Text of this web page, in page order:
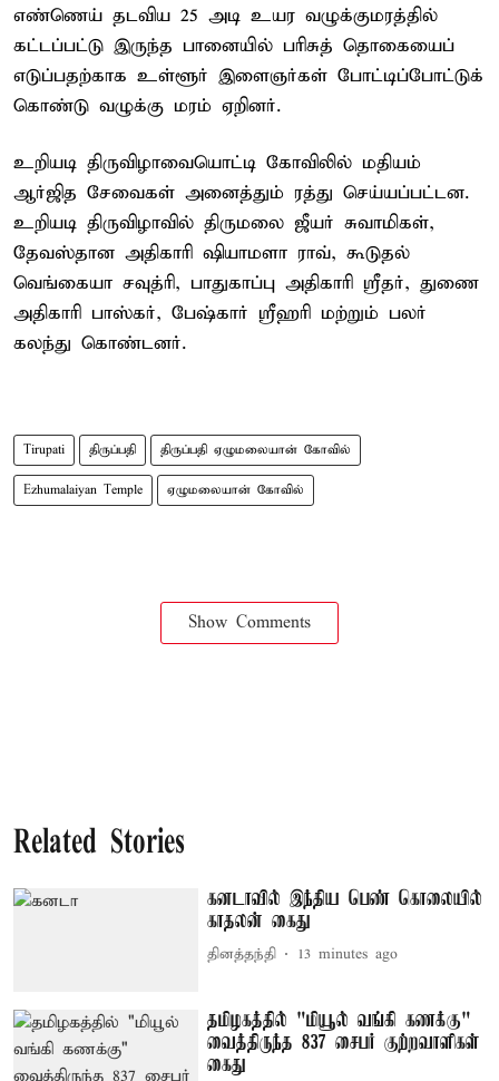
எண்ணெய் தடவிய 25 அடி உயர வழுக்குமரத்தில்
கட்டப்பட்டு இருந்த பானையில் பரிசுத் தொகையைப்
எடுப்பதற்காக உள்ளூர் இளைஞர்கள் போட்டிப்போட்டுக்
கொண்டு வழுக்கு மரம் ஏறினர்.
உறியடி திருவிழாவையொட்டி கோவிலில் மதியம்
ஆர்ஜித சேவைகள் அனைத்தும் ரத்து செய்யப்பட்டன.
உறியடி திருவிழாவில் திருமலை ஜீயர் சுவாமிகள்,
தேவஸ்தான அதிகாரி ஷியாமளா ராவ், கூடுதல்
வெங்கையா சவுத்ரி, பாதுகாப்பு அதிகாரி ஸ்ரீதர், துணை
அதிகாரி பாஸ்கர், பேஷ்கார் ஸ்ரீஹரி மற்றும் பலர்
கலந்து கொண்டனர்.
Tirupati திருப்பதி திருப்பதி ஏழுமலையான் கோவில்
Ezhumalaiyan Temple ஏழுமலையான் கோவில்
Show Comments
Related Stories
கனடாவில் இந்திய பெண் கொலையில்
காதலன் கைது
தினத்தந்தி 13 minutes ago
தமிழகத்தில் "மியூல் வங்கி கணக்கு"
வைத்திருந்த 837 சைபர் குற்றவாளிகள்
கைது